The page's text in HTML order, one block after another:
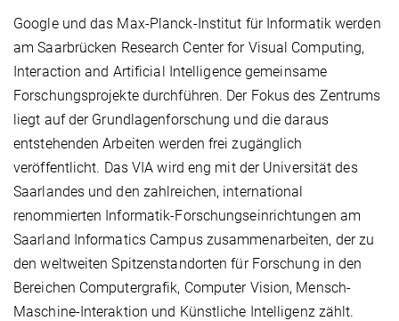
Google und das Max-Planck-Institut für Informatik werden
am Saarbrücken Research Center for Visual Computing,
Interaction and Artificial Intelligencegemeinsame
Forschungsprojekte durchführen. Der Fokus des Zentrums
liegt auf der Grundlagenforschung und die daraus
entstehenden Arbeiten werden frei zugänglich
veröffentlicht. Das VIA wird eng mit der Universität des
Saarlandes und den zahlreichen, international
renommierten Informatik-Forschungseinrichtungen am
Saarland Informatics Campus zusammenarbeiten, der zu
den weltweiten Spitzenstandorten für Forschung in den
Bereichen Computergrafik, Computer Vision, Mensch-
Maschine-Interaktion und Künstliche Intelligenz zählt.